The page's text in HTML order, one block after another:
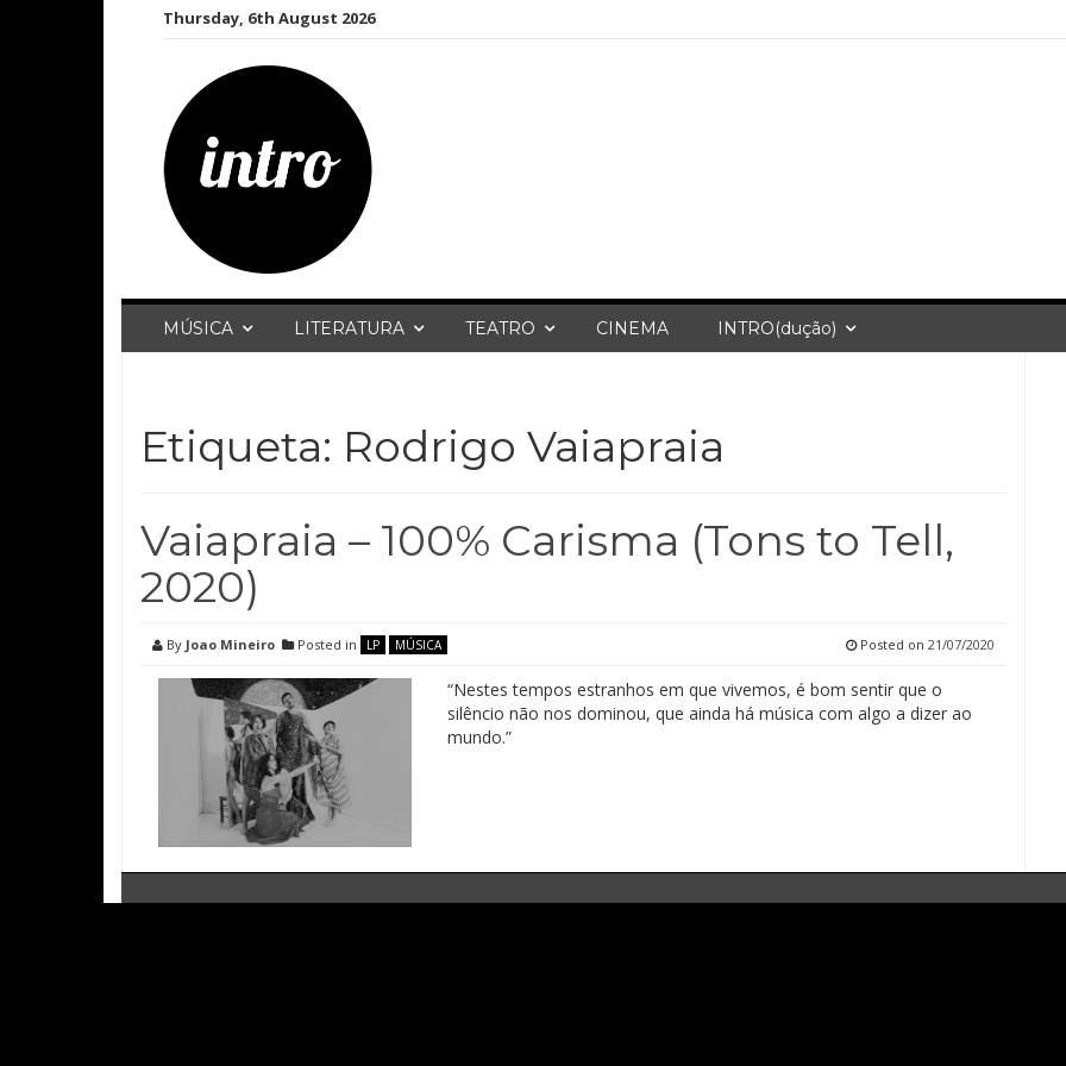
Thursday, 6th August 2026
MÚSICA LITERATURA TEATRO CINEMA INTRO(dução)
Etiqueta: Rodrigo Vaiapraia
Vaiapraia – 100% Carisma (Tons to Tell,
2020)
By Joao Mineiro Posted in LP MÚSICA Posted on 21/07/2020
“Nestes tempos estranhos em que vivemos, é bom sentir que o
silêncio não nos dominou, que ainda há música com algo a dizer ao
mundo.”